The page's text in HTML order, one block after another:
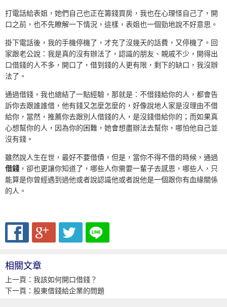
打電話給表姐，她們自己也正在籌錢買房，我也在心理怪自己了，開
口之前，也不先瞭解一下情況，這樣，表姐也一個勁地說不好意思。
掛下電話後，我的手機停機了，才充了沒幾天的話費，又停機了。回
家跟老公說：我是真的沒有辦法了，認識的朋友、親戚不少，開得出
口借錢的人不多，開口了，借到錢的人更有限，剩下的缺口，我沒辦
法了。
通過借錢，我也總結了一點經驗，那就是：不借錢給你的人，都會告
訴你去跟誰誰借，他有錢又怎麼怎麼的，好像說地人家是沒理由不借
給你，當然，推薦你去跟別人借錢的人，是沒錢借給你的；而如果真
心想幫你的人，因為你的困難，她會想盡辦法去幫你，哪怕他自己並
沒有錢。
雖然說人生在世，最好不要借債，但是，當你不得不借的時候，通過
借錢 ，卻也更讓你知道了，哪些人你需要一輩子去感恩，哪些人，只
能算是你曾經遇到過他或者說認識他或者說他是一個跟你有血緣關係
的人。
相關文章
上一頁： 我該如何開口借錢？
下一頁： 股東借錢給企業的問題